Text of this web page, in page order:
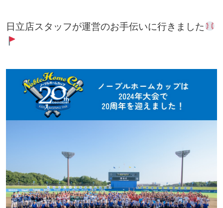
日立店スタッフが運営のお手伝いに行きました